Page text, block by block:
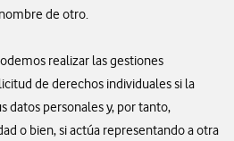
de otro.
realizar las gestiones
de derechos individuales si la
datos personales y, por tanto,
o bien, si actúa representando a otra